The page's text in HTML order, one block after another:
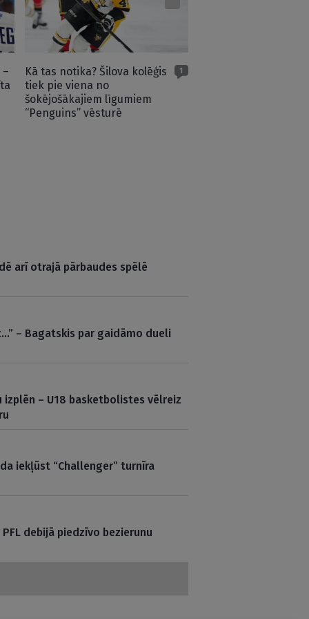
–
Kā tas notika? Šilova kolēģis
tiek pie viena no
šokējošākajiem līgumiem
“Penguins” vēsturē
1
arī otrajā pārbaudes spēlē
– Bagatskis par gaidāmo dueli
izplēn – U18 basketbolistes vēlreiz
iekļūst “Challenger” turnīra
debijā piedzīvo bezierunu